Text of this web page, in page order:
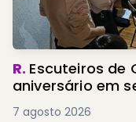
R. Escuteiros de
aniversário em
7 agosto 2026